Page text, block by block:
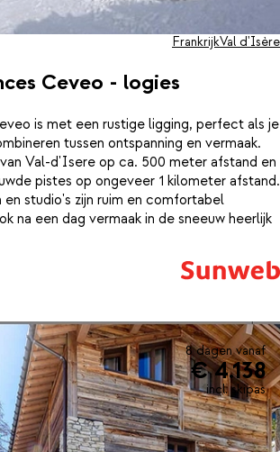
Ceveo - logies
FrankrijkVal d'Isère
is met een rustige ligging, perfect als je
tussen ontspanning en vermaak.
Val-d'Isere op ca. 500 meter afstand en
pistes op ongeveer 1 kilometer afstand.
studio's zijn ruim en comfortabel
na een dag vermaak in de sneeuw heerlijk
8 dagen vanaf
€ 4.138
incl. skipas